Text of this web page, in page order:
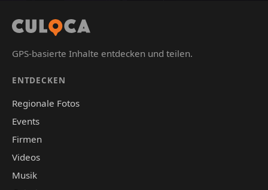
GPS-basierte Inhalte entdecken und teilen.
ENTDECKEN
Regionale Fotos
Events
Firmen
Videos
Musik